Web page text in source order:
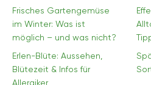
Frisches Gartengemüse
im Winter: Was ist
möglich – und was nicht?
Erlen-Blüte: Aussehen,
Blütezeit & Infos für
Allergiker